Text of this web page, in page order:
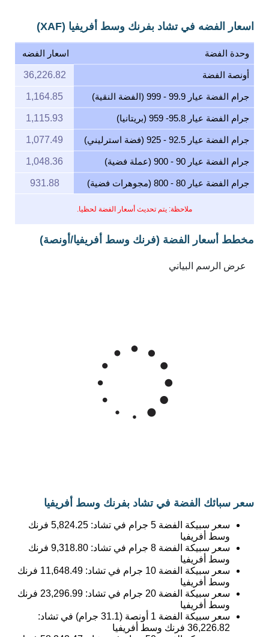
اسعار الفضه في تشاد بفرنك وسط أفريفيا (XAF)
وحدة الفضة اسعار الفضه
ملاحظة: يتم تحديث أسعار الفضة لحظيا.
أونصة الفضة 36,226.82
جرام الفضة عيار 99.9 - 999 (الفضة النقية) 1,164.85
جرام الفضة عيار 95.8- 959 (بريتانيا) 1,115.93
جرام الفضة عيار 92.5 - 925 (فضة استرليني) 1,077.49
جرام الفضة عيار 90 - 900 (عملة فضية) 1,048.36
جرام الفضة عيار 80 - 800 (مجوهرات فضية) 931.88
مخطط أسعار الفضة (فرنك وسط أفريفيا/أونصة)
سعر سبائك الفضة في تشاد بفرنك وسط أفريفيا
سعر سبيكة الفضة 5 جرام في تشاد: 5,824.25 فرنك
وسط أفريفيا
سعر سبيكة الفضة 8 جرام في تشاد:
9,318.80 فرنك
وسط أفريفيا
سعر سبيكة الفضة 10 جرام في تشاد:
11,648.49 فرنك
وسط أفريفيا
سعر سبيكة الفضة 20 جرام في تشاد:
23,296.99 فرنك
وسط أفريفيا
سعر سبيكة الفضة 1 أونصة (31.1 جرام) في تشاد:
36,226.82 فرنك وسط أفريفيا